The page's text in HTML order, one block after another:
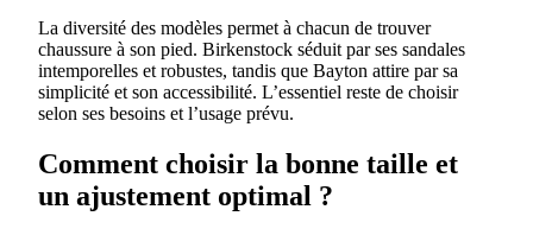
La diversité des modèles permet à chacun de trouver
chaussure à son pied. Birkenstock séduit par ses sandales
intemporelles et robustes, tandis que Bayton attire par sa
simplicité et son accessibilité. L’essentiel reste de choisir
selon ses besoins et l’usage prévu.
Comment choisir la bonne taille et
un ajustement optimal ?